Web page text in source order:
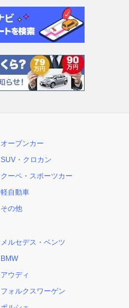
オープンカー
SUV・クロカン
クーペ・スポーツカー
軽自動車
その他
メルセデス・ベンツ
BMW
アウディ
フォルクスワーゲン